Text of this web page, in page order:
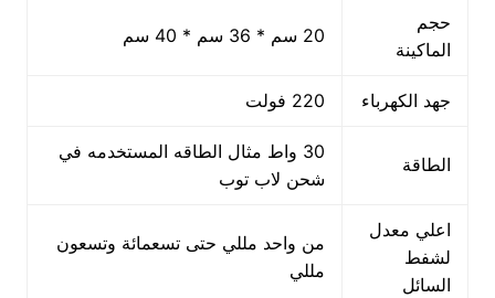
حجم
الماكينة
20 سم * 36 سم * 40 سم
جهد الكهرباء 220 فولت
الطاقة
30 واط مثال الطاقه المستخدمه في
شحن لاب توب
اعلي معدل
لشفط
السائل
من واحد مللي حتى تسعمائة وتسعون
مللي